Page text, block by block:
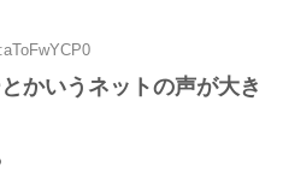
かいうネットの声が大き